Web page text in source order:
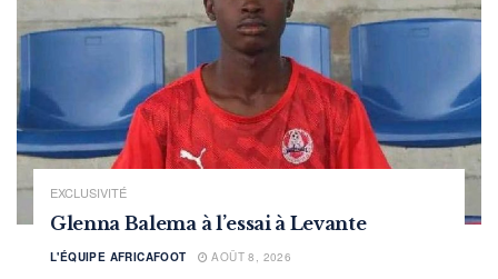
EXCLUSIVITÉ
Glenna Balema à l’essai à Levante
L'ÉQUIPE AFRICAFOOT AOÛT 8, 2026